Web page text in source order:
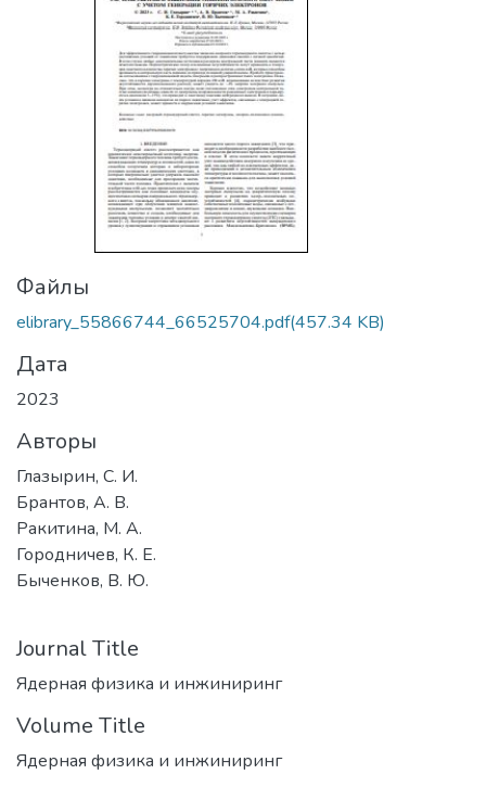
Файлы
elibrary_55866744_66525704.pdf(457.34 KB)
Дата
2023
Авторы
Глазырин, С. И.
Брантов, А. В.
Ракитина, М. А.
Городничев, К. Е.
Быченков, В. Ю.
Journal Title
Ядерная физика и инжиниринг
Volume Title
Ядерная физика и инжиниринг